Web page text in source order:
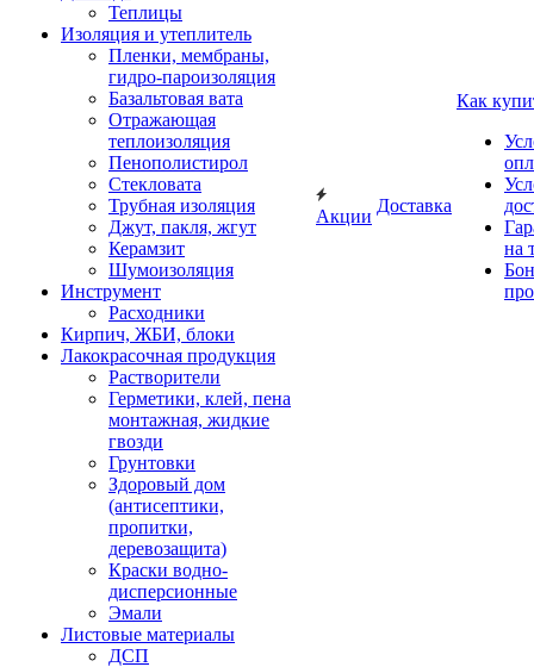
Теплицы
Изоляция и утеплитель
Пленки, мембраны,
гидро-пароизоляция
Базальтовая вата
Отражающая
теплоизоляция
Пенополистирол
Стекловата
Трубная изоляция
Джут, пакля, жгут
Керамзит
Шумоизоляция
Инструмент
Расходники
Кирпич, ЖБИ, блоки
Лакокрасочная продукция
Растворители
Герметики, клей, пена
монтажная, жидкие
гвозди
Грунтовки
Здоровый дом
(антисептики,
пропитки,
деревозащита)
Краски водно-
дисперсионные
Эмали
Листовые материалы
ДСП
Акции
Доставка
Как
на